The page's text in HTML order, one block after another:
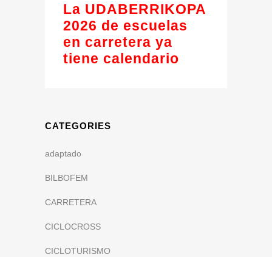
La UDABERRIKOPA
2026 de escuelas
en carretera ya
tiene calendario
CATEGORIES
adaptado
BILBOFEM
CARRETERA
CICLOCROSS
CICLOTURISMO